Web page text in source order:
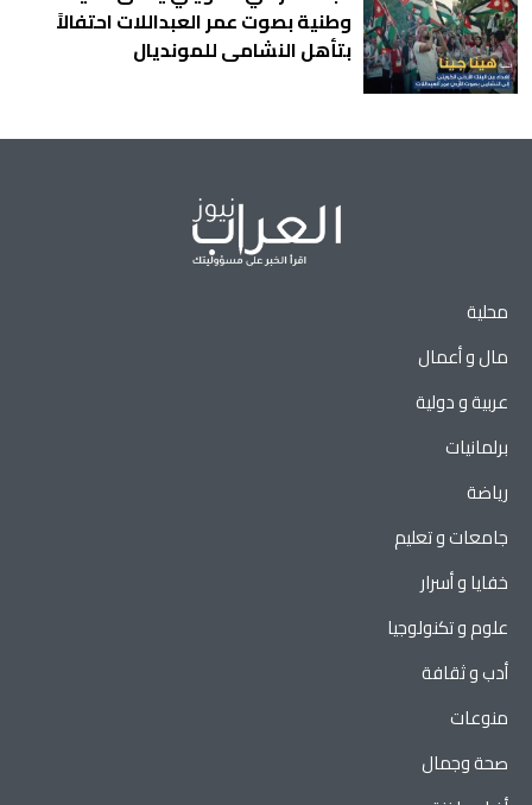
وطنية بصوت عمر العبداللات احتفالاً
بتأهل النشامى للمونديال
محلية
مال و أعمال
عربية و دولية
برلمانيات
رياضة
جامعات و تعليم
خفايا و أسرار
علوم و تكنولوجيا
أدب و ثقافة
منوعات
صحة وجمال